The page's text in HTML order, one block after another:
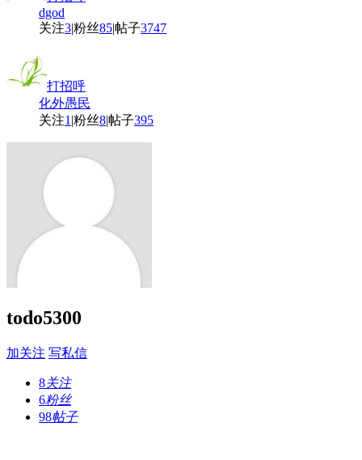
dgod
关注3|粉丝85|帖子3747
打招呼
化外愚民
关注1 |粉丝8|帖子395
todo5300
加关注 写私信
8关注
6粉丝
98帖子